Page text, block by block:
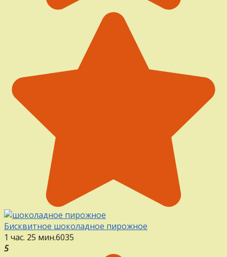
Бисквитное шоколадное пирожное
1 час. 25 мин.6035
5